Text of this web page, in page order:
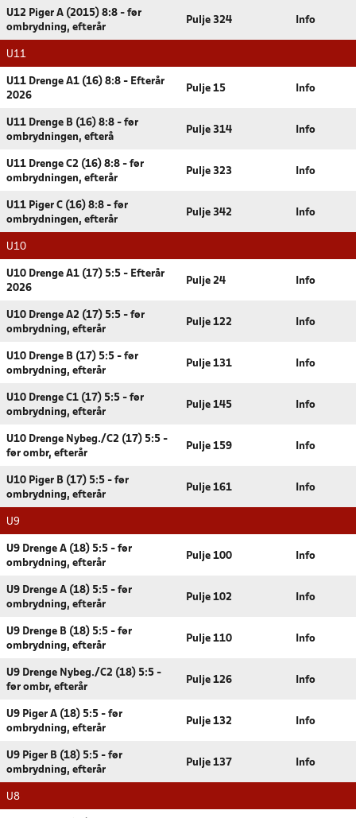
U12 Piger A (2015) 8:8 - før
ombrydning, efterår
Pulje 324 Info
U11
U11 Drenge A1 (16) 8:8 - Efterår
2026
Pulje 15 Info
U11 Drenge B (16) 8:8 - før
ombrydningen, efterå
Pulje 314 Info
U11 Drenge C2 (16) 8:8 - før
ombrydningen, efterår
Pulje 323 Info
U11 Piger C (16) 8:8 - før
ombrydningen, efterår
Pulje 342 Info
U10
U10 Drenge A1 (17) 5:5 - Efterår
2026
Pulje 24 Info
U10 Drenge A2 (17) 5:5 - før
ombrydning, efterår
Pulje 122 Info
U10 Drenge B (17) 5:5 - før
ombrydning, efterår
Pulje 131 Info
U10 Drenge C1 (17) 5:5 - før
ombrydning, efterår
Pulje 145 Info
U10 Drenge Nybeg./C2 (17) 5:5 -
før ombr, efterår
Pulje 159 Info
U10 Piger B (17) 5:5 - før
ombrydning, efterår
Pulje 161 Info
U9
U9 Drenge A (18) 5:5 - før
ombrydning, efterår
Pulje 100 Info
U9 Drenge A (18) 5:5 - før
ombrydning, efterår
Pulje 102 Info
U9 Drenge B (18) 5:5 - før
ombrydning, efterår
Pulje 110 Info
U9 Drenge Nybeg./C2 (18) 5:5 -
før ombr, efterår
Pulje 126 Info
U9 Piger A (18) 5:5 - før
ombrydning, efterår
Pulje 132 Info
U9 Piger B (18) 5:5 - før
ombrydning, efterår
Pulje 137 Info
U8